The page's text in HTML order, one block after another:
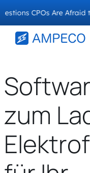
CPOs Are Afraid to Ask
zum